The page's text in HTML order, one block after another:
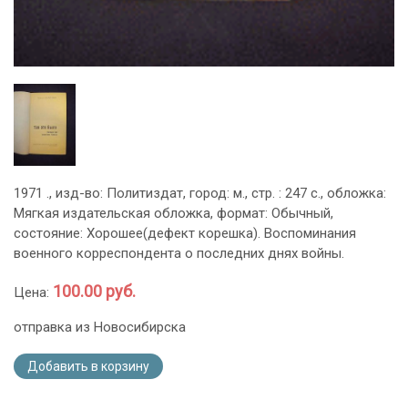
1971 ., изд-во: Политиздат, город: м., стр. : 247 с., обложка:
Мягкая издательская обложка, формат: Обычный,
состояние: Хорошее(дефект корешка). Воспоминания
военного корреспондента о последних днях войны.
Цена: 100.00 руб.
отправка из Новосибирска
Добавить в корзину